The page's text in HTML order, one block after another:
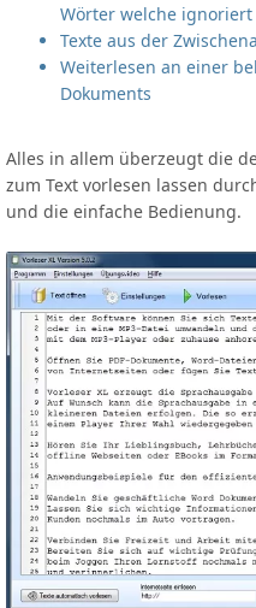
Wörter welche
Texte aus der
Weiterlesen an einer
Dokuments
Alles in allem überzeugt die
zum Text vorlesen lassen
und die einfache Bedienung.